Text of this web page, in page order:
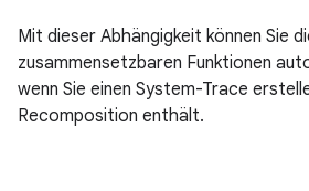
Mit dieser Abhängigkeit können Sie
zusammensetzbaren Funktionen
wenn Sie einen System-Trace
Recomposition enthält.